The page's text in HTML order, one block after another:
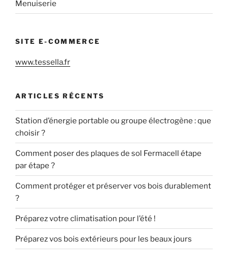
Menuiserie
SITE E-COMMERCE
www.tessella.fr
ARTICLES RÉCENTS
Station d’énergie portable ou groupe électrogène : que
choisir ?
Comment poser des plaques de sol Fermacell étape
par étape ?
Comment protéger et préserver vos bois durablement
?
Préparez votre climatisation pour l’été !
Préparez vos bois extérieurs pour les beaux jours